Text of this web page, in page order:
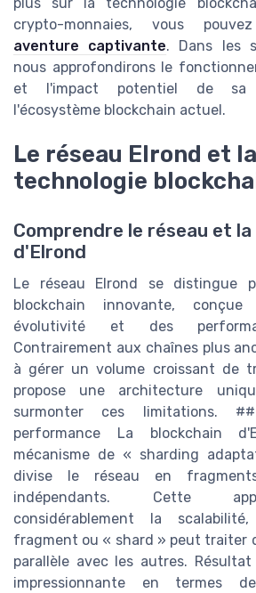
crypto-monnaies, vous
aventure captivante. Dans les
nous approfondirons le
et l'impact potentiel de sa
l'écosystème blockchain actuel.
Le réseau Elrond et la
technologie
Comprendre le réseau et
d'Elrond
Le réseau Elrond se distingue
blockchain innovante,
évolutivité et des
Contrairement aux chaînes plus
à gérer un volume croissant de
propose une architecture
surmonter ces limitations.
performance La blockchain
mécanisme de « sharding
divise le réseau en
indépendants. Cette
considérablement la
fragment ou « shard » peut traiter
parallèle avec les autres.
impressionnante en termes